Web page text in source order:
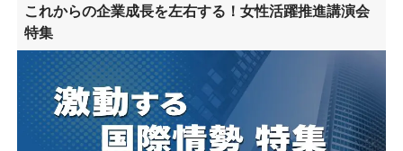
これからの企業成長を左右する！女性活躍推進講演会
特集